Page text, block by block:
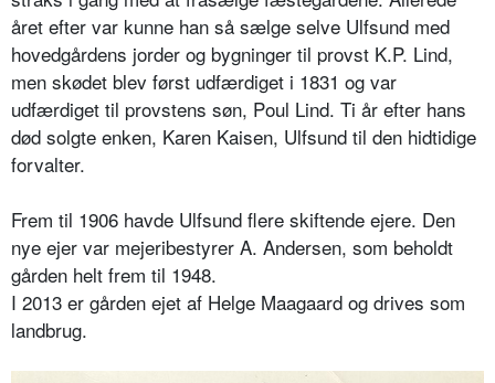
året efter var kunne han så sælge selve Ulfsund med
hovedgårdens jorder og bygninger til provst K.P. Lind,
men skødet blev først udfærdiget i 1831 og var
udfærdiget til provstens søn, Poul Lind. Ti år efter hans
død solgte enken, Karen Kaisen, Ulfsund til den hidtidige
forvalter.
Frem til 1906 havde Ulfsund flere skiftende ejere. Den
nye ejer var mejeribestyrer A. Andersen, som beholdt
gården helt frem til 1948.
I 2013 er gården ejet af Helge Maagaard og drives som
landbrug.